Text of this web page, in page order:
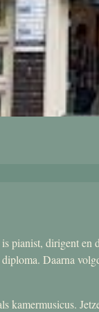
pianist, dirigent
Daarna
kamermusicus.